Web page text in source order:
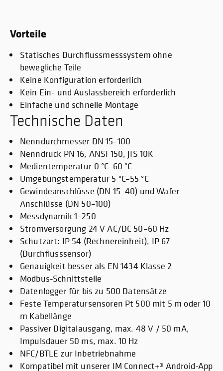
Vorteile
Statisches Durchflussmesssystem ohne
bewegliche Teile
Keine Konfiguration erforderlich
Kein Ein- und Auslassbereich erforderlich
Einfache und schnelle Montage
Technische Daten
Nenndurchmesser DN 15–100
Nenndruck PN 16, ANSI 150, JIS 10K
Medientemperatur 0 °C–60 °C
Umgebungstemperatur 5 °C–55 °C
Gewindeanschlüsse (DN 15–40) und Wafer-
Anschlüsse (DN 50–100)
Messdynamik 1–250
Stromversorgung 24 V AC/DC 50–60 Hz
Schutzart: IP 54 (Rechnereinheit), IP 67
(Durchflusssensor)
Genauigkeit besser als EN 1434 Klasse 2
Modbus-Schnittstelle
Datenlogger für bis zu 500 Datensätze
Feste Temperatursensoren Pt 500 mit 5 m oder 10
m Kabellänge
Passiver Digitalausgang, max. 48 V / 50 mA,
Impulsdauer 50 ms, max. 10 Hz
NFC/BTLE zur Inbetriebnahme
Kompatibel mit unserer IM Connect+® Android-App